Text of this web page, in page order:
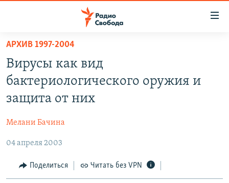
упрощенного
доступа
Вернуться
основному
Вернутся
навигации
Вернутся
ПОДКАСТЫ
АВТОРСКИЕ ПРОЕКТЫ
МНЕНИЯ
КУЛЬТУРА
IDEL.РЕАЛИИ
АРХИВ 1997-2004
Вирусы как вид
бактериологического оружия и
защита от них
Мелани Бачина
04 апреля 2003
Поделиться Читать без VPN